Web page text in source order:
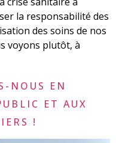
la responsabilité des
des soins de nos
voyons plutôt, à
NOUS EN
ET AUX
!